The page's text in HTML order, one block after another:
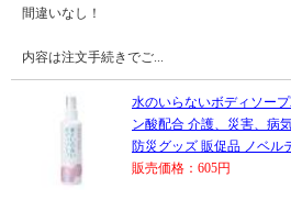
間違いなし！
内容は注文手続きでご...
水のいらないボディソー
ン酸配合 介護、災害、病
防災グッズ 販促品 ノベル
販売価格：605円